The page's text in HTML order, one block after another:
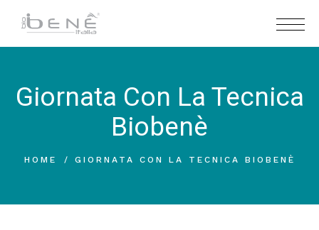
Giornata Con La Tecnica
Biobenè
HOME GIORNATA CON LA TECNICA BIOBENÈ